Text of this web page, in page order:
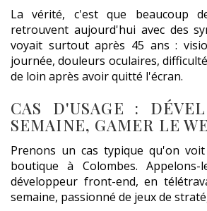
La vérité, c'est que beaucoup
retrouvent aujourd'hui avec des
voyait surtout après 45 ans :
journée, douleurs oculaires,
de loin après avoir quitté l'écran.
CAS D'USAGE :
SEMAINE, GAMER LE
Prenons un cas typique qu'on
boutique à Colombes.
développeur front-end, en
semaine, passionné de jeux de